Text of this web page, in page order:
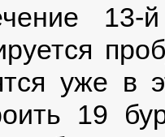
13-
уже в
19